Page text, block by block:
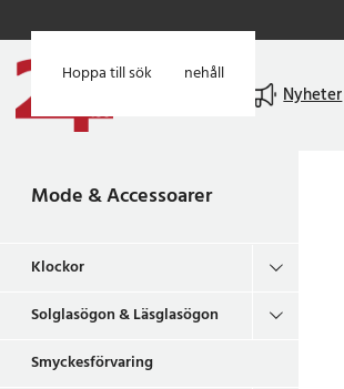
Hoppa till huvudinnehåll
Hoppa till sök
Nyheter
Mode & Accessoarer
Klockor
Solglasögon & Läsglasögon
Smyckesförvaring